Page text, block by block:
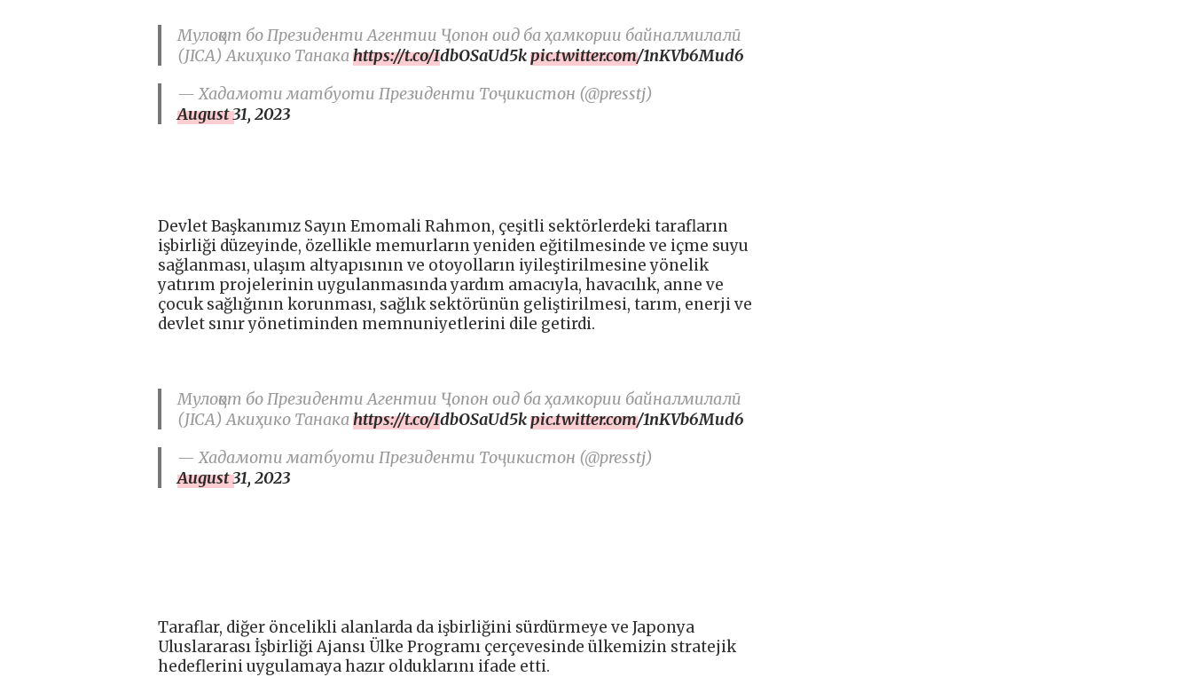
Мулоқот бо Президенти Агентии Ҷопон оид ба ҳамкории байналмилалӣ
(JICA) Акиҳико Танакаhttps://t.co/IdbOSaUd5kpic.twitter.com/1nKVb6Mud6
— Хадамоти матбуоти Президенти Тоҷикистон (@presstj)
August 31, 2023
Devlet Başkanımız Sayın Emomali Rahmon, çeşitli sektörlerdeki tarafların
işbirliği düzeyinde, özellikle memurların yeniden eğitilmesinde ve içme suyu
sağlanması, ulaşım altyapısının ve otoyolların iyileştirilmesine yönelik
yatırım projelerinin uygulanmasında yardım amacıyla, havacılık, anne ve
çocuk sağlığının korunması, sağlık sektörünün geliştirilmesi, tarım, enerji ve
devlet sınır yönetiminden memnuniyetlerini dile getirdi.
Мулоқот бо Президенти Агентии Ҷопон оид ба ҳамкории байналмилалӣ
(JICA) Акиҳико Танакаhttps://t.co/IdbOSaUd5kpic.twitter.com/1nKVb6Mud6
— Хадамоти матбуоти Президенти Тоҷикистон (@presstj)
August 31, 2023
Taraflar, diğer öncelikli alanlarda da işbirliğini sürdürmeye ve Japonya
Uluslararası İşbirliği Ajansı Ülke Programı çerçevesinde ülkemizin stratejik
hedeflerini uygulamaya hazır olduklarını ifade etti.